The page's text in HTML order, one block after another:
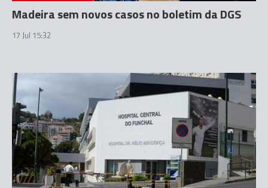
Madeira sem novos casos no boletim da DGS
17 Jul 15:32